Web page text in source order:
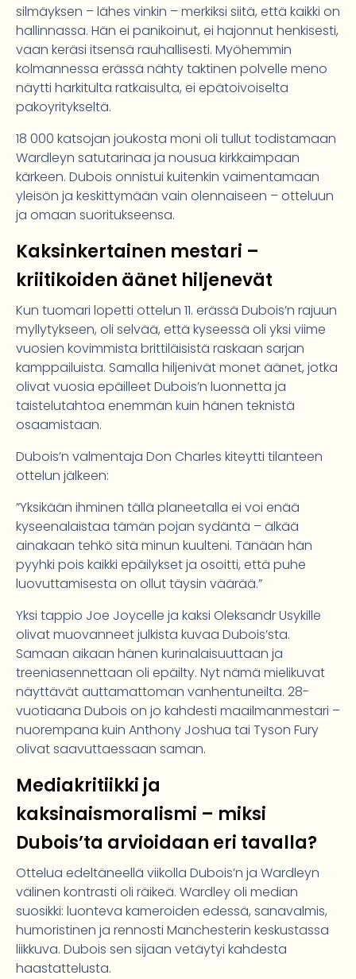
silmäyksen – lähes vinkin – merkiksi siitä, että kaikki on
hallinnassa. Hän ei panikoinut, ei hajonnut henkisesti,
vaan keräsi itsensä rauhallisesti. Myöhemmin
kolmannessa erässä nähty taktinen polvelle meno
näytti harkitulta ratkaisulta, ei epätoivoiselta
pakoyritykseltä.
18 000 katsojan joukosta moni oli tullut todistamaan
Wardleyn satutarinaa ja nousua kirkkaimpaan
kärkeen. Dubois onnistui kuitenkin vaimentamaan
yleisön ja keskittymään vain olennaiseen – otteluun
ja omaan suoritukseensa.
Kaksinkertainen mestari –
kriitikoiden äänet hiljenevät
Kun tuomari lopetti ottelun 11. erässä Dubois’n rajuun
myllytykseen, oli selvää, että kyseessä oli yksi viime
vuosien kovimmista brittiläisistä raskaan sarjan
kamppailuista. Samalla hiljenivät monet äänet, jotka
olivat vuosia epäilleet Dubois’n luonnetta ja
taistelutahtoa enemmän kuin hänen teknistä
osaamistaan.
Dubois’n valmentaja Don Charles kiteytti tilanteen
ottelun jälkeen:
”Yksikään ihminen tällä planeetalla ei voi enää
kyseenalaistaa tämän pojan sydäntä – älkää
ainakaan tehkö sitä minun kuulteni. Tänään hän
pyyhki pois kaikki epäilykset ja osoitti, että puhe
luovuttamisesta on ollut täysin väärää.”
Yksi tappio Joe Joycelle ja kaksi Oleksandr Usykille
olivat muovanneet julkista kuvaa Dubois’sta.
Samaan aikaan hänen kurinalaisuuttaan ja
treeniasennettaan oli epäilty. Nyt nämä mielikuvat
näyttävät auttamattoman vanhentuneilta. 28-
vuotiaana Dubois on jo kahdesti maailmanmestari –
nuorempana kuin Anthony Joshua tai Tyson Fury
olivat saavuttaessaan saman.
Mediakritiikki ja
kaksinaismoralismi – miksi
Dubois’ta arvioidaan eri tavalla?
Ottelua edeltäneellä viikolla Dubois’n ja Wardleyn
välinen kontrasti oli räikeä. Wardley oli median
suosikki: luonteva kameroiden edessä, sanavalmis,
humoristinen ja rennosti Manchesterin keskustassa
liikkuva. Dubois sen sijaan vetäytyi kahdesta
haastattelusta.